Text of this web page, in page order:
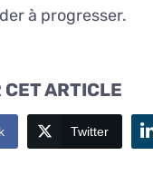
à progresser.
CET ARTICLE
Twitter